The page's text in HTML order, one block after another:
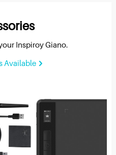
Inspiroy Giano.
Available